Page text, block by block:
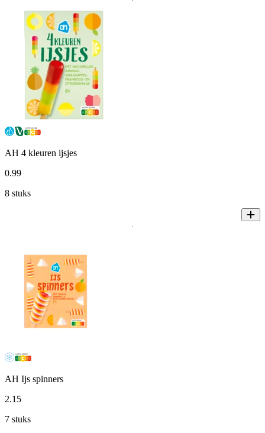
AH 4 kleuren ijsjes
0.99
8 stuks
AH Ijs spinners
2.15
7 stuks